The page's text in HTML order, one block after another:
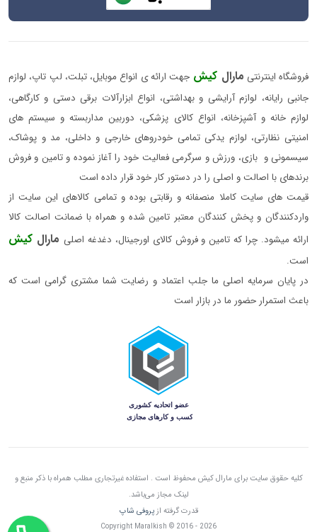
فروشگاه اینترنتی مارال کیش جهت ارائه ی انواع موبایل، تبلت، لپ تاپ، لوازم
جانبی رایانه، لوازم آرایشی و بهداشتی، انواع ابزارآلات برقی دستی و کارگاهی،
لوازم خانه و آشپزخانه، انواع کالای پزشکی، دوربین مداربسته و سیستم های
امنیتی نظارتی، لوازم یدکی تمامی خودروهای خارجی و داخلی، مد و پوشاک،
سیسمونی و بازی، ورزش و سرگرمی فعالیت خود را آغاز نموده و تامین و فروش
برندهای با اصالت و اصلی را در دستور کار خود قرار داده است
قیمت های سایت کاملا منصفانه و رقابتی بوده و تمامی کالاهای این سایت از
واردکنندگان و پخش کنندگان معتبر تامین شده و همراه با ضمانت اصالت کالا
ارائه میشود. چرا که تامین و فروش کالای اورجینال، دغدغه اصلی مارال کیش
است.
در پایان سرمایه اصلی ما جلب اعتماد و رضایت شما مشتری گرامی است که
باعث استمرار حضور ما در بازار است
کلیه حقوق سایت برای مارال کیش محفوظ است . استفاده غیرتجاری مطلب همراه با ذکر منبع و
لینک مجاز می‌باشد.
قدرت گرفته ازپروفی شاپ
Copyright Maralkish © 2016 - 2026